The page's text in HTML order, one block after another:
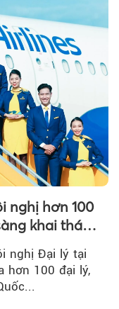
nghị hơn 100
khai thác
Quyến
nghị Đại lý tại
hơn 100 đại lý,